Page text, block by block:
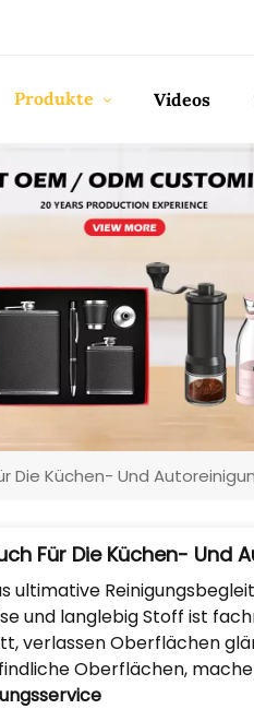
Produkte Videos
Die Küchen- Und
Für Die Küchen- Und
ultimative
und langlebigStoff ist
, verlassenOberflächen
Oberflächen,